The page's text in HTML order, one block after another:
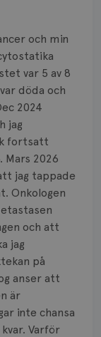
och min
var 5 av 8
döda och
2024
jag
fortsatt
Mars 2026
jag tappade
Onkologen
och att
jag
på
anser att
är
inte chansa
Varför